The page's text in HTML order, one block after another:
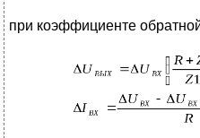
при коэффициенте